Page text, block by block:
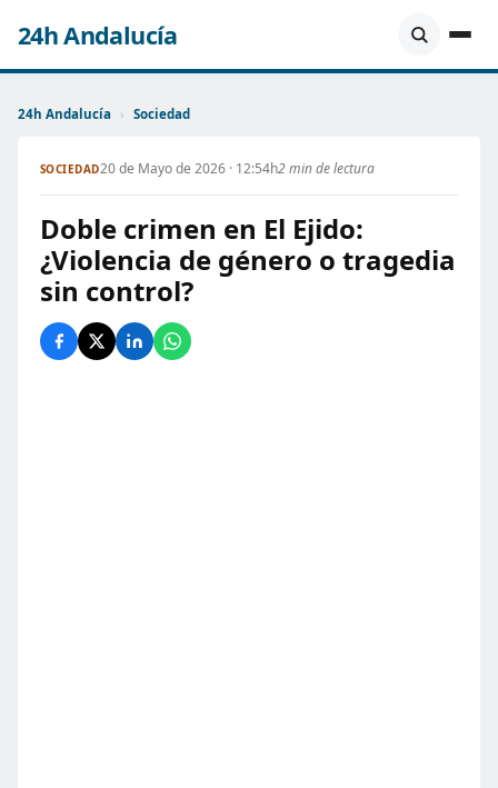
24h Andalucía
24h Andalucía › Sociedad
SOCIEDAD20 de Mayo de 2026 · 12:54h2 min de lectura
Doble crimen en El Ejido:
¿Violencia de género o tragedia
sin control?